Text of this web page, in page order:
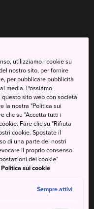
con le sue
bicchiere di birra
30 minuti
utilizziamo i cookie su
nostro sito, per fornire
per pubblicare pubblicità
media. Possiamo
sito web con società
la nostra "Politica sui
clic su "Accetta tutti i
Fare clic su "Rifiuta
cookie. Spostate il
di una parte dei nostri
il proprio consenso
dei cookie"
Politica sui cookie
Sempre attivi